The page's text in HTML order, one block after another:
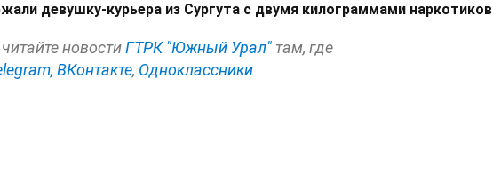
девушку-курьера из Сургута с двумя килограммами наркотиков
новостиГТРК "Южный Урал" там, где
ВКонтакте, Одноклассники